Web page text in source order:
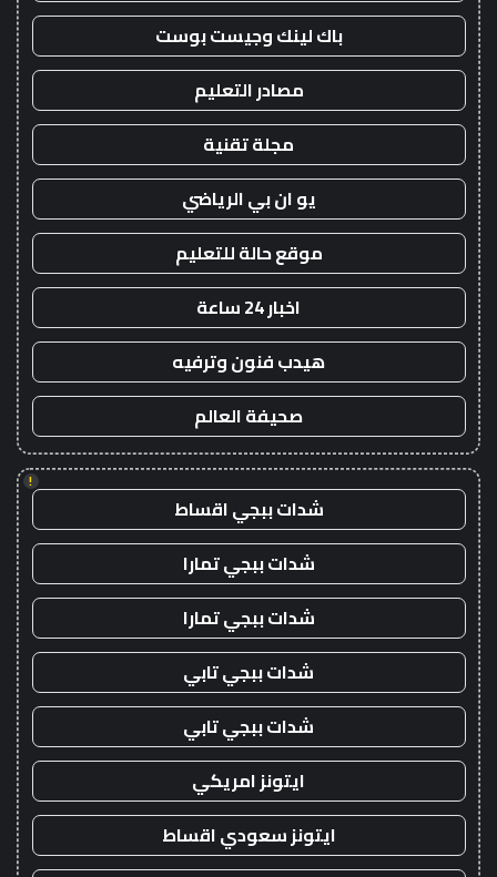
باك لينك وجيست بوست
مصادر التعليم
مجلة تقنية
يو ان بي الرياضي
موقع حالة للتعليم
اخبار 24 ساعة
هيدب فنون وترفيه
صحيفة العالم
!
شدات ببجي اقساط
شدات ببجي تمارا
شدات ببجي تمارا
شدات ببجي تابي
شدات ببجي تابي
ايتونز امريكي
ايتونز سعودي اقساط